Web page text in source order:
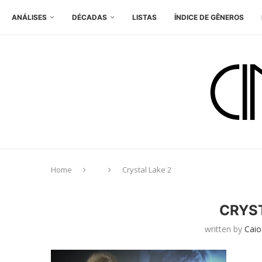
ANÁLISES DÉCADAS LISTAS ÍNDICE DE GÊNEROS
Home Crystal Lake 2
written by